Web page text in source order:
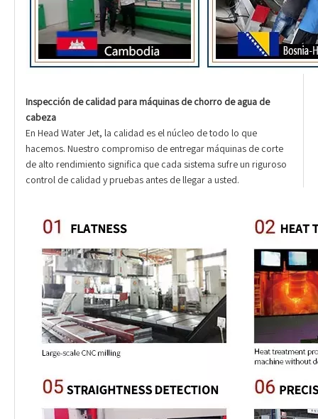
Inspección de calidad para máquinas de chorro de agua de
cabeza
En Head Water Jet, la calidad es el núcleo de todo lo que
hacemos. Nuestro compromiso de entregar máquinas de corte
de alto rendimiento significa que cada sistema sufre un riguroso
control de calidad y pruebas antes de llegar a usted.